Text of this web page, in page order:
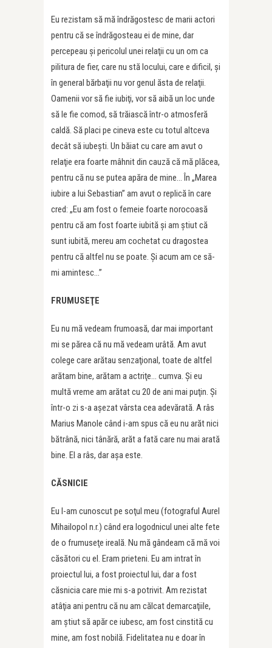
Eu rezistam să mă îndrăgostesc de marii actori
pentru că se îndrăgosteau ei de mine, dar
percepeau şi pericolul unei relaţii cu un om ca
pilitura de fier, care nu stă locului, care e dificil, şi
în general bărbaţii nu vor genul ăsta de relaţii.
Oamenii vor să fie iubiţi, vor să aibă un loc unde
să le fie comod, să trăiască într-o atmosferă
caldă. Să placi pe cineva este cu totul altceva
decât să iubeşti. Un băiat cu care am avut o
relaţie era foarte mâhnit din cauză că mă plăcea,
pentru că nu se putea apăra de mine… În „Marea
iubire a lui Sebastian” am avut o replică în care
cred: „Eu am fost o femeie foarte norocoasă
pentru că am fost foarte iubită şi am ştiut că
sunt iubită, mereu am cochetat cu dragostea
pentru că altfel nu se poate. Şi acum am ce să-
mi amintesc…”
FRUMUSEŢE
Eu nu mă vedeam frumoasă, dar mai important
mi se părea că nu mă vedeam urâtă. Am avut
colege care arătau senzaţional, toate de altfel
arătam bine, arătam a actriţe… cumva. Și eu
multă vreme am arătat cu 20 de ani mai puţin. Şi
într-o zi s-a aşezat vârsta cea adevărată. A râs
Marius Manole când i-am spus că eu nu arăt nici
bătrână, nici tânără, arăt a fată care nu mai arată
bine. El a râs, dar aşa este.
CĂSNICIE
Eu l-am cunoscut pe soţul meu (fotograful Aurel
Mihailopol n.r.) când era logodnicul unei alte fete
de o frumuseţe ireală. Nu mă gândeam că mă voi
căsători cu el. Eram prieteni. Eu am intrat în
proiectul lui, a fost proiectul lui, dar a fost
căsnicia care mie mi s-a potrivit. Am rezistat
atâţia ani pentru că nu am călcat demarcaţiile,
am ştiut să apăr ce iubesc, am fost cinstită cu
mine, am fost nobilă. Fidelitatea nu e doar în